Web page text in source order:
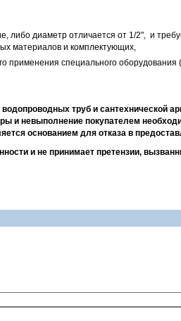
либо диаметр отличается от 1/2", и
материалов и комплектующих,
применения специального оборудования
труб и сантехнической
и невыполнение покупателем
основанием для отказа в
и не принимает претензии,